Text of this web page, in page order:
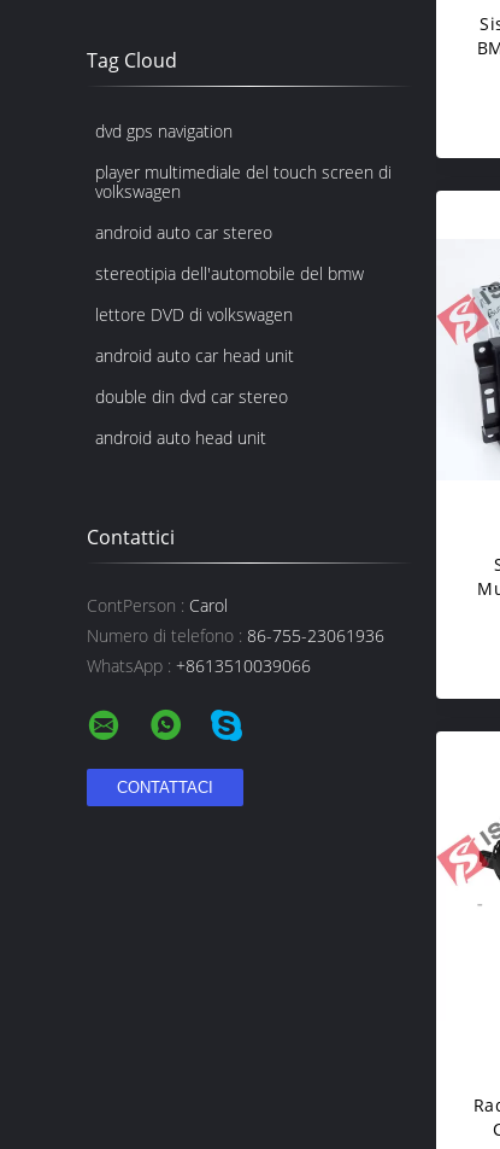
Tag Cloud
dvd gps navigation
player multimediale del touch screen di
volkswagen
android auto car stereo
stereotipia dell'automobile del bmw
lettore DVD di volkswagen
android auto car head unit
double din dvd car stereo
android auto head unit
Contattici
ContPerson : Carol
Numero di telefono : 86-755-23061936
WhatsApp : +8613510039066